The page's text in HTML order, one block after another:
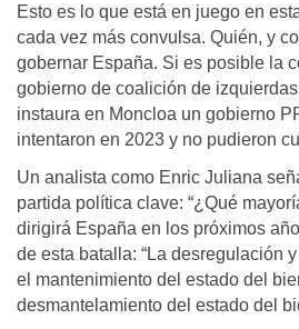
Esto es lo que está en juego en
cada vez más convulsa. Quién, y
gobernar España. Si es posible la
gobierno de coalición de
instaura en Moncloa un gobierno
intentaron en 2023 y no pudieron
Un analista como Enric Juliana
partida política clave: “¿Qué
dirigirá España en los próximos
de esta batalla: “La desregulación
el mantenimiento del estado del
desmantelamiento del estado del